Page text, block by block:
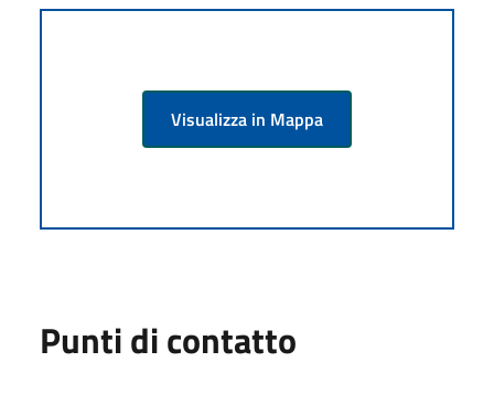
Visualizza in Mappa
Punti di contatto